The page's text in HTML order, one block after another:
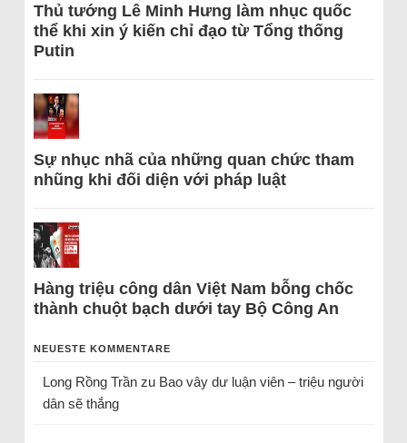
Thủ tướng Lê Minh Hưng làm nhục quốc
thể khi xin ý kiến chỉ đạo từ Tổng thống
Putin
Sự nhục nhã của những quan chức tham
nhũng khi đối diện với pháp luật
Hàng triệu công dân Việt Nam bỗng chốc
thành chuột bạch dưới tay Bộ Công An
NEUESTE KOMMENTARE
Long Rồng Trầnzu Bao vây dư luận viên – triệu người
dân sẽ thắng